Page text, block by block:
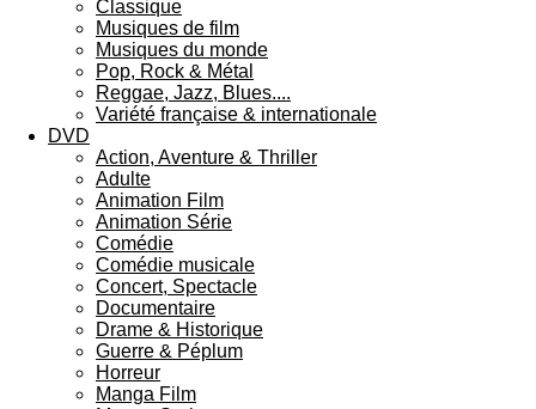
Classique
Musiques de film
Musiques du monde
Pop, Rock & Métal
Reggae, Jazz, Blues....
Variété française & internationale
DVD
Action, Aventure & Thriller
Adulte
Animation Film
Animation Série
Comédie
Comédie musicale
Concert, Spectacle
Documentaire
Drame & Historique
Guerre & Péplum
Horreur
Manga Film